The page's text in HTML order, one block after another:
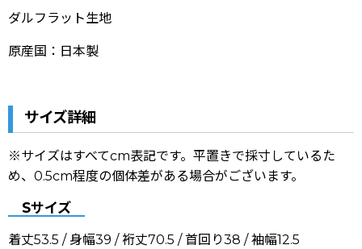
ダルフラット生地
原産国：日本製
サイズ詳細
※サイズはすべてcm表記です。平置きで採寸しているた
め、0.5cm程度の個体差がある場合がございます。
Sサイズ
着丈53.5 / 身幅39 / 裄丈70.5 / 首回り38 / 袖幅12.5